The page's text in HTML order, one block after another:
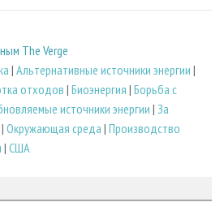
The Verge
| Альтернативные источники энергии |
отходов| Биоэнергия | Борьба с
источники энергии | За
| Окружающая среда | Производство
| США